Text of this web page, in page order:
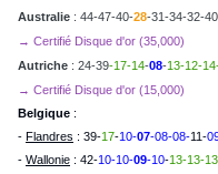
Australie : 44-47-40-28-31-34-32-
→ Certifié Disque d'or (35,000)
Autriche : 24-39-17-14-08-13-12-
→ Certifié Disque d'or (15,000)
Belgique :
- Flandres : 39-17-10-07-08-08-11-
- Wallonie : 42-10-10-09-10-13-13-